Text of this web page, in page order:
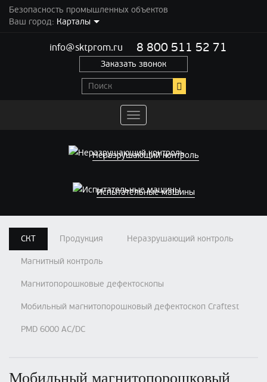
Безопасность промышленных объектов
Ваш город: Карталы
info@sktprom.ru 8 800 511 52 71
Заказать звонок
Переключить
навигацию
Неразрушающий контроль
Испытательные машины
СКТ Продукция Неразрушающий контроль
Магнитный контроль
Магнитопорошковые дефектоскопы
Мобильный магнитопорошковый дефектоскоп Craftest
PMD 6000 AC/DC
Мобильный магнитопорошковый